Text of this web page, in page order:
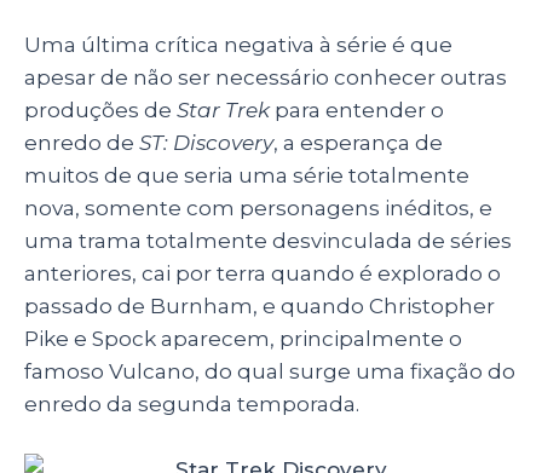
Uma última crítica negativa à série é que
apesar de não ser necessário conhecer outras
produções de Star Trekpara entender o
enredo de ST: Discovery, a esperança de
muitos de que seria uma série totalmente
nova, somente com personagens inéditos, e
uma trama totalmente desvinculada de séries
anteriores, cai por terra quando é explorado o
passado de Burnham, e quando Christopher
Pike e Spock aparecem, principalmente o
famoso Vulcano, do qual surge uma fixação do
enredo da segunda temporada.